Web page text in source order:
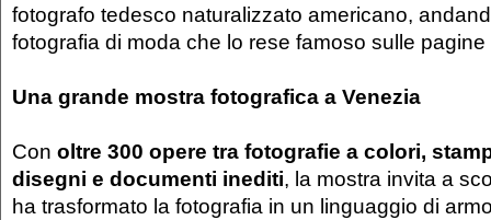
fotografo tedesco naturalizzato americano,
fotografia di moda che lo rese famoso sulle pagine
Una grande mostra fotografica a Venezia
Con oltre 300 opere tra fotografie a colori,
disegni e documenti inediti, la mostra invita a
ha trasformato la fotografia in un linguaggio di